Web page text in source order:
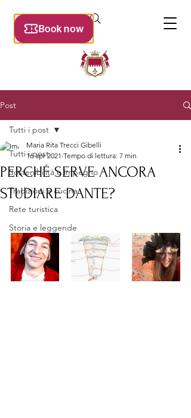
Post
Tutti i post
Sostenibilità e impegno
Tradizioni e cucina
Rete turistica
Storia e leggende
Tutti i post
PERCHÉ SERVE ANCORA
STUDIARE DANTE?
Maria Rita Trecci Gibelli
16 apr 2021 Tempo di lettura: 7 min